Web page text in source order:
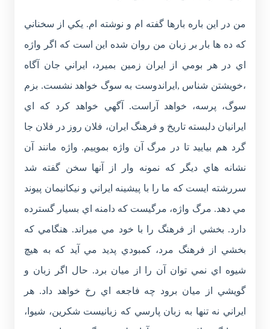
من در اين باره بارها گفته ام و نوشته ام. يکي از سخناني
که ده ها بار بر زبان من روان شده اين است که اگر واژه
اي در هر بومي از ايران زمين بميرد، ايراني جان آگاه
،خويشتن شناس ,ايراندوست به سوگ خواهد نشست. بزم
سوگ، پرسه، خواهد آراست. آگهي خواهد کرد که اي
ايرانيان دلبسته تاريخ و فرهنگ ايران، فلان روز در فلان جا
گرد هم بياييد تا در مرگ آن واژه بموييم. واژه مانند آن
نشانه هاي ديگر که نمونه وار از آنها سخن گفته شد
سررشته ايست که ما را با پيشينه ايراني و نيکانيمان پيوند
مي دهد. مرگ واژه، مرگيست که دامنه اي بسيار گسترده
دارد. بخشي از فرهنگ را با خود مي ميراند. هنگامي که
بخشي از فرهنگ مرد، کمبودي پديد مي آيد که به هيچ
شيوه اي نمي توان آن را از ميان برد. حال اگر زبان و
گويشي از ميان برود چه فاجعه اي رخ خواهد داد. هر
ايراني نه تنها به زبان پارسي که زبانيست شکرين، شيوا،